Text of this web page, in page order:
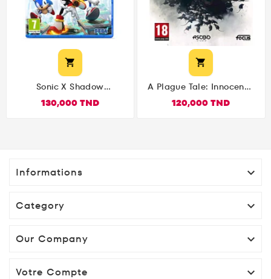

Sonic X Shadow
130,000 TND

A Plague Tale: Innocence
(PlayStation 5)
120,000 TND
Informations 
Category 
Our Company 
Votre Compte 